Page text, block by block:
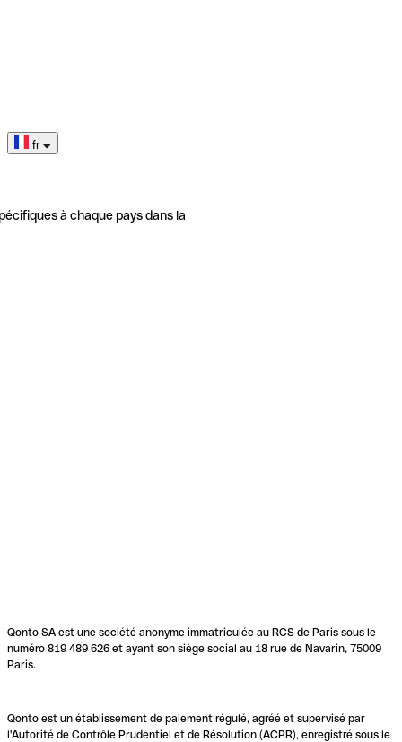
fr
à chaque pays dans la
Qonto SA est une société anonyme immatriculée au RCS de Paris sous le
numéro 819 489 626 et ayant son siège social au 18 rue de Navarin, 75009
Paris.
Qonto est un établissement de paiement régulé, agréé et supervisé par
l'Autorité de Contrôle Prudentiel et de Résolution (ACPR), enregistré sous le